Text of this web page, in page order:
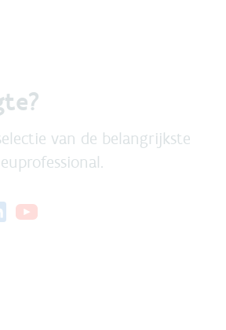
van de belangrijkste